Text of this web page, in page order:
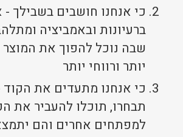
כי אנחנו חושבים בשבילך -
ברעיונות ובאמביציה
שבה נוכל להפוך את המוצר
יותר ורווחי יותר
כי אנחנו מתעדים את
תבחרו, תוכלו להעביר את
למפתחים אחרים והם